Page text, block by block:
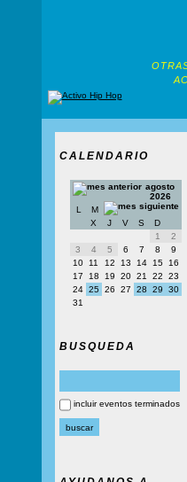
CALENDARIO
agosto
2026
L
M
X
J V S
D
1
2
3
4 5 6 7 8
9
10
11 12 13 14 15
16
17
18 19 20 21 22
23
24 25 26 27 28 29
30
31
BUSQUEDA
incluir eventos terminados